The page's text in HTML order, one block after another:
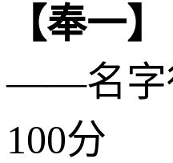
【奉一】
——名字
100分